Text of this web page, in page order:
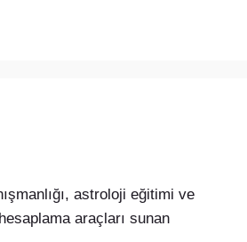
astroloji eğitimi ve
araçları sunan